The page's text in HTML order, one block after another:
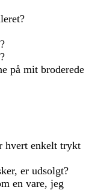
på mit broderede
hvert enkelt trykt
er udsolgt?
en vare, jeg